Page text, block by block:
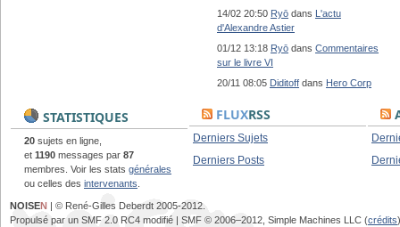
14/02 20:50 Ryō dans L'actu
d'Alexandre Astier
01/12 13:18 Ryō dans Commentaires
sur le livre VI
20/11 08:05 Diditoff dans Hero Corp
STATISTIQUES
20 sujets en ligne,
et 1190 messages par 87
membres. Voir les stats générales
ou celles des intervenants
FLUXRSS
Derniers Sujets
Derniers Posts
NOISEN | © René-Gilles Deberdt 2005-2012.
Propulsé par un SMF 2.0 RC4 modifié | SMF © 2006–2012, Simple Machines LLC (crédits)